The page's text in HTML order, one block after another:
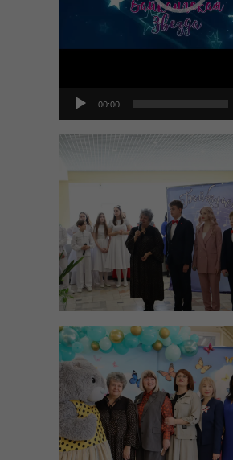
-- Контакты РБДД
-- Я в семье
-- Школа Приёмных Родителей
"Гармония" г. Черемхово
-- Школа Приёмных Родителей
Черемхово
-- Школа Приёмных Родителей
-- Школа Приёмных Родителей
Сибирское
-- Школа Приёмных Родителей
Усольского района
События
Медиа галерея
-- В единстве наша сила
00:00